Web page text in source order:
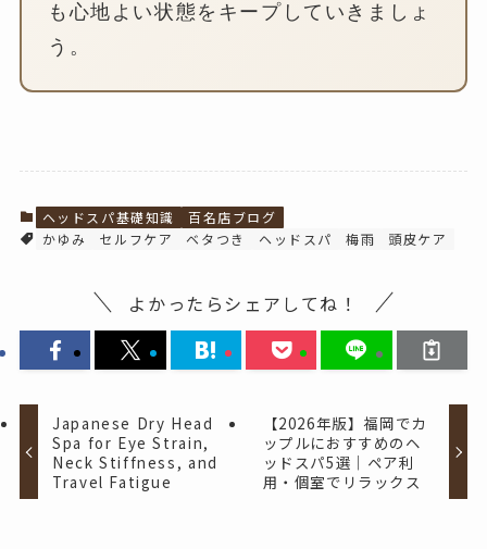
も心地よい状態をキープしていきましょ
う。
ヘッドスパ基礎知識
百名店ブログ
かゆみ
セルフケア ベタつき ヘッドスパ 梅雨 頭皮ケア
よかったらシェアしてね！
Japanese Dry Head
Spa for Eye Strain,
Neck Stiffness, and
Travel Fatigue
【2026年版】福岡でカ
ップルにおすすめのヘ
ッドスパ5選｜ペア利
用・個室でリラックス